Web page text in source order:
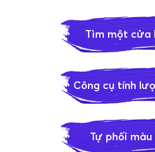
Tìm một cửa
Công cụ tính
Tự phối màu